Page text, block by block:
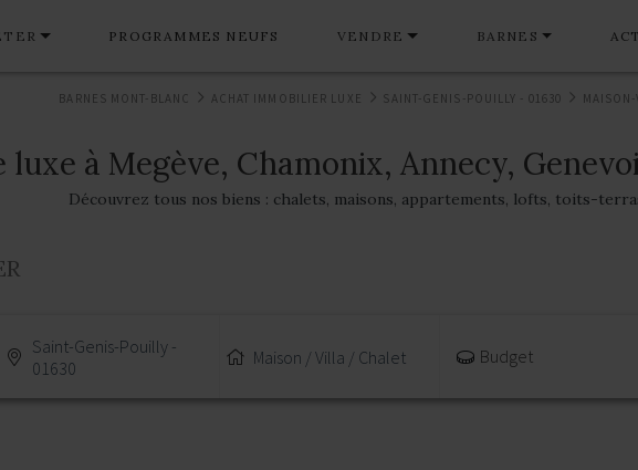
PROGRAMMES NEUFS VENDRE BARNES
BARNES MONT-BLANC ACHAT IMMOBILIER LUXE SAINT-GENIS-POUILLY - 01630
à Megève, Chamonix, Annecy,
Découvrez tous nos biens : chalets, maisons, appartements, lofts, toits-
Saint-Genis-Pouilly -
01630
Maison / Villa / Chalet Budget